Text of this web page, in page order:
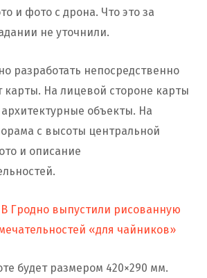
и фото с дрона. Что это за
не уточнили.
разработать непосредственно
карты. На лицевой стороне карты
объекты. На
с высоты центральной
и описание
В Гродно выпустили рисованную
«для чайников»
будет размером 420×290 мм.